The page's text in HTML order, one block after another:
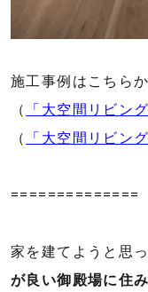
施工事例はこちら
（
「大空間リビン
（
「大空間リビン
==============
家を建てようと思
が良い御殿場に住